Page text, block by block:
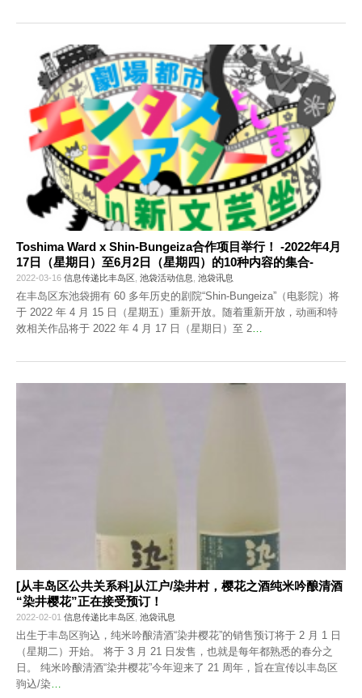
Toshima Ward x Shin-Bungeiza合作项目举行！ -2022年4月
17日（星期日）至6月2日（星期四）的10种内容的集合-
2022-03-16 信息传递比丰岛区 池袋活动信息 池袋讯息
在丰岛区东池袋拥有 60 多年历史的剧院“Shin-Bungeiza”（电影院）将
于 2022 年 4 月 15 日（星期五）重新开放。随着重新开放，动画和特
效相关作品将于 2022 年 4 月 17 日（星期日）至 2…
[从丰岛区公共关系科]从江户/染井村，樱花之酒纯米吟酿清酒
“染井樱花”正在接受预订！
2022-02-01 信息传递比丰岛区 池袋讯息
出生于丰岛区驹込，纯米吟酿清酒“染井樱花”的销售预订将于 2 月 1 日
（星期二）开始。 将于 3 月 21 日发售，也就是每年都熟悉的春分之
日。 纯米吟酿清酒“染井樱花”今年迎来了 21 周年，旨在宣传以丰岛区
驹込/染